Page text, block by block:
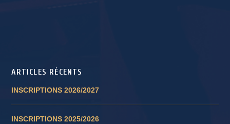
ARTICLES RÉCENTS
INSCRIPTIONS 2026/2027
INSCRIPTIONS 2025/2026